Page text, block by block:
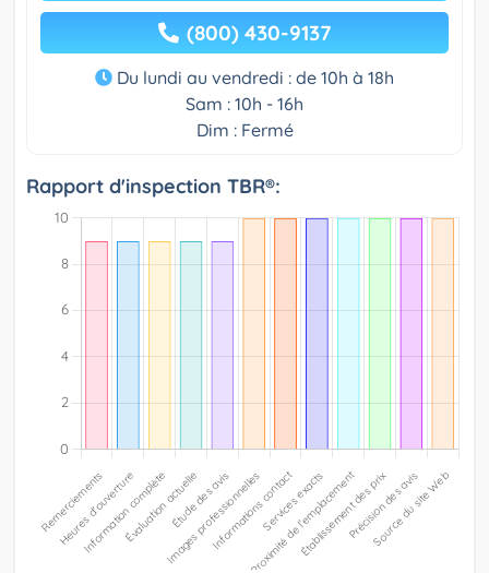
(800) 430-9137
Du lundi au vendredi : de 10h à 18h
Sam : 10h - 16h
Dim : Fermé
Rapport d'inspection TBR®: